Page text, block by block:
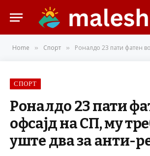
Home » Спорт » Роналдо 23 пати фатен во офсајд на СП, му
СПОРТ
Роналдо 23 пати
офсајд на СП, му
уште два за анти-